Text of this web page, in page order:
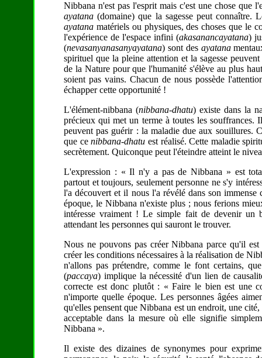
Nibbana n'est pas l'esprit mais c'est une chose que
ayatana (domaine) que la sagesse peut connaître.
ayatana matériels ou physiques, des choses que le
l'expérience de l'espace infini (akasanancayatana)
(nevasanyanasanyayatana) sont des ayatana
spirituel que la pleine attention et la sagesse
de la Nature pour que l'humanité s'élève au plus
soient pas vains. Chacun de nous possède
échapper cette opportunité !
L'élément-nibbana (nibbana-dhatu) existe dans la
précieux qui met un terme à toutes les souffrances.
peuvent pas guérir : la maladie due aux souillures.
que cenibbana-dhatu est réalisé. Cette maladie
secrètement. Quiconque peut l'éteindre atteint le
L'expression : « Il n'y a pas de Nibbana » est
partout et toujours, seulement personne ne s'y
l'a découvert et il nous l'a révélé dans son
époque, le Nibbana n'existe plus ; nous ferions
intéresse vraiment ! Le simple fait de devenir un
attendant les personnes qui sauront le trouver.
Nous ne pouvons pas créer Nibbana parce qu'il
créer les conditions nécessaires à la réalisation de
n'allons pas prétendre, comme le font certains,
(paccaya) implique la nécessité d'un lien de
correcte est donc plutôt : « Faire le bien est une
n'importe quelle époque. Les personnes âgées
qu'elles pensent que Nibbana est un endroit, une
acceptable dans la mesure où elle signifie
Nibbana ».
Il existe des dizaines de synonymes pour